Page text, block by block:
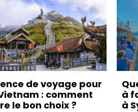
de voyage pour
: comment
le bon choix ?
à
à